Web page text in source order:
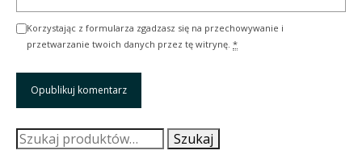
Korzystając z formularza zgadzasz się na przechowywanie i
przetwarzanie twoich danych przez tę witrynę. *
Szukaj: Szukaj